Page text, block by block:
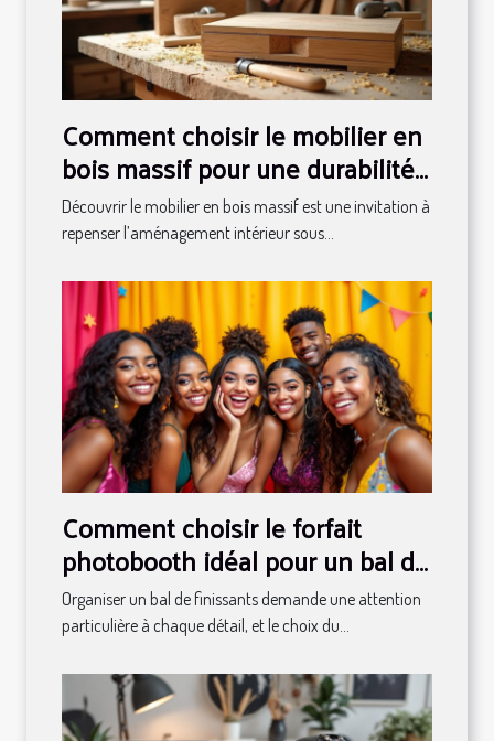
Comment choisir le mobilier en
bois massif pour une durabilité
maximale ?
Découvrir le mobilier en bois massif est une invitation à
repenser l’aménagement intérieur sous...
Comment choisir le forfait
photobooth idéal pour un bal de
finissants ?
Organiser un bal de finissants demande une attention
particulière à chaque détail, et le choix du...